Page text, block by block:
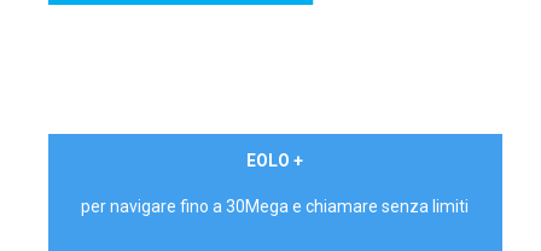
EOLO +
per navigare fino a 30Mega e chiamare senza limiti